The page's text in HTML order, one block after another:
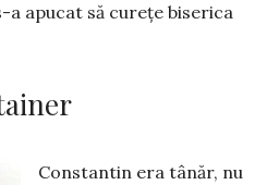
a apucat să curețe biserica
Constantin era tânăr, nu